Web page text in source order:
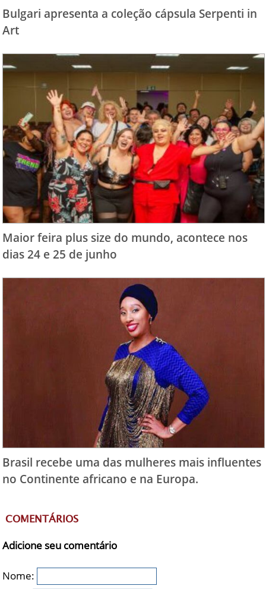
Bulgari apresenta a coleção cápsula Serpenti in
Art
Maior feira plus size do mundo, acontece nos
dias 24 e 25 de junho
Brasil recebe uma das mulheres mais influentes
no Continente africano e na Europa.
COMENTÁRIOS
Adicione seu comentário
Nome: